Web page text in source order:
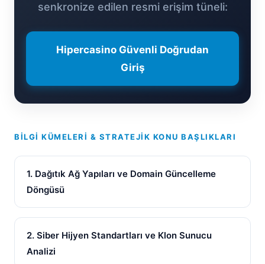
senkronize edilen resmi erişim tüneli:
Hipercasino Güvenli Doğrudan
Giriş
BILGI KÜMELERI & STRATEJIK KONU BAŞLIKLARI
1. Dağıtık Ağ Yapıları ve Domain Güncelleme
Döngüsü
2. Siber Hijyen Standartları ve Klon Sunucu
Analizi